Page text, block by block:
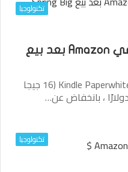
تكنولوجيا
صفقة Kids Kindle: 22 ٪ في Amazon بعد بيع
احصل على 40 دولارًا: لا يزال Kindle Paperwhite Kids (16 جيجا
تكنولوجيا